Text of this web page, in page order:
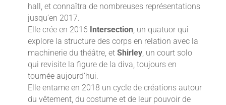
hall, et connaîtra de nombreuses représentations
jusqu’en 2017.
Elle crée en 2016 Intersection , un quatuor qui
explore la structure des corps en relation avec la
machinerie du théâtre, et Shirley, un court solo
qui revisite la figure de la diva, toujours en
tournée aujourd’hui.
Elle entame en 2018 un cycle de créations autour
du vêtement, du costume et de leur pouvoir de